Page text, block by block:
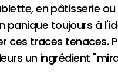
en pâtisserie
toujours à
traces tenaces.
un ingrédient